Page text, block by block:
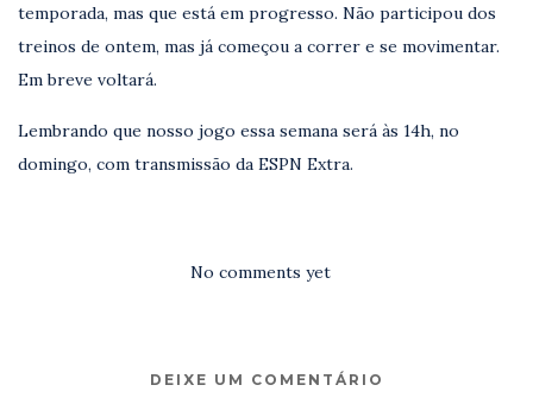
temporada, mas que está em progresso. Não participou dos
treinos de ontem, mas já começou a correr e se movimentar.
Em breve voltará.
Lembrando que nosso jogo essa semana será às 14h, no
domingo, com transmissão da ESPN Extra.
No comments yet
DEIXE UM COMENTÁRIO